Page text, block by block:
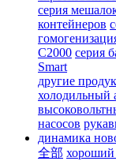
серия
контейнеров
C2000 серия
Smart
другие
холодильный
насосов
динамика
全部 хороший